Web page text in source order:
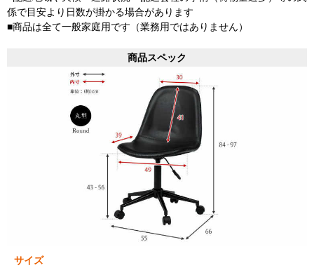
係で目安より日数が掛かる場合があります
■商品は全て一般家庭用です（業務用ではありません）
商品スペック
サイズ